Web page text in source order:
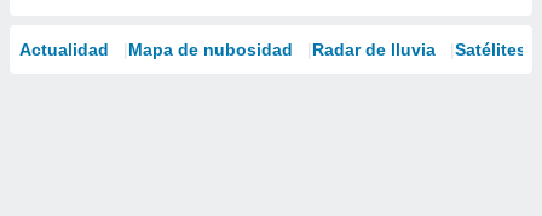
Actualidad Mapa de nubosidad Radar de lluvia Satélites